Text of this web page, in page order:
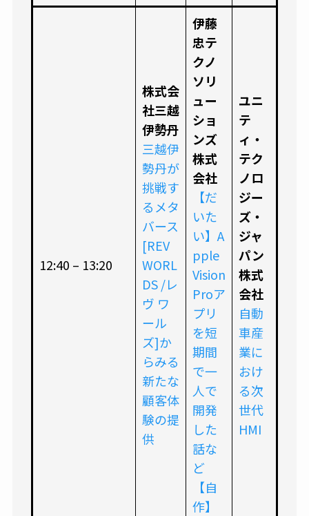
12:40 – 13:20
株式会
社三越
伊勢丹
三越伊
勢丹が
挑戦す
るメタ
バース
[REV
WORL
DS /レ
ヴ ワ
ール
ズ]か
らみる
新たな
顧客体
験の提
供
伊藤
忠テ
クノ
ソリ
ュー
ショ
ンズ
株式
会社
【だ
いた
い】A
pple
Vision
Proア
プリ
を短
期間
で一
人で
開発
した
話な
ど
【自
作】
ユニ
テ
ィ・
テク
ノロ
ジー
ズ・
ジャ
パン
株式
会社
自動
車産
業に
おけ
る次
世代
HMI